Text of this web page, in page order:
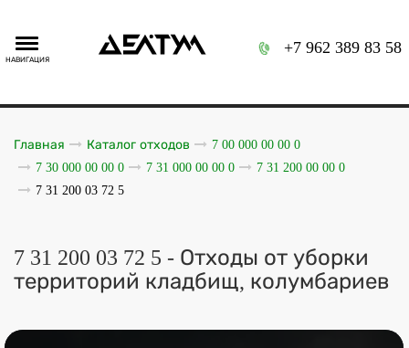
НАВИГАЦИЯ
+7 962 389 83 58
Главная Каталог отходов
7 00 000 00 00 0
7 30 000 00 00 0
7 31 000 00 00 0
7 31 200 00 00 0
7 31 200 03 72 5
7 31 200 03 72 5 - Отходы от уборки
территорий кладбищ, колумбариев